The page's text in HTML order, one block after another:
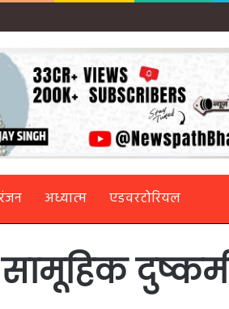
अध्यात्म एडवरटोरियल
दुष्कर्म